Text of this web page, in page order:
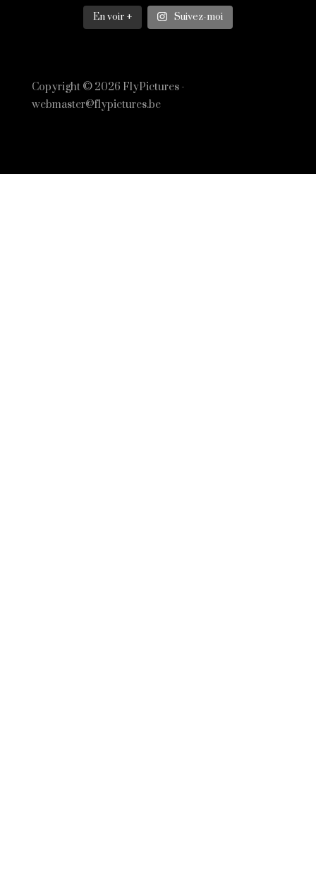
En voir + Suivez-moi
Copyright © 2026 FlyPictures -
webmaster@flypictures.be